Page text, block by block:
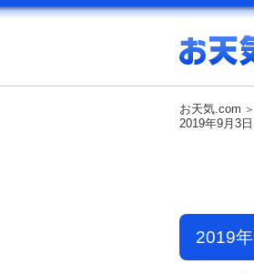
お天気.com
2019年9月3
2019